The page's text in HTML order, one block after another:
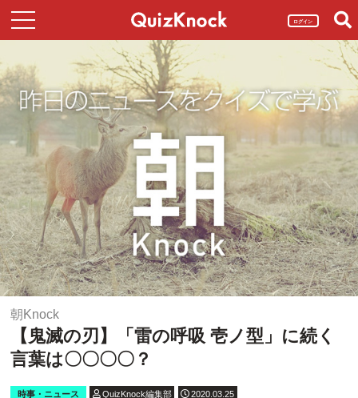
ログイン
朝Knock
【鬼滅の刃】「雷の呼吸 壱ノ型」に続く
言葉は〇〇〇〇？
時事・ニュース QuizKnock編集部 2020.03.25